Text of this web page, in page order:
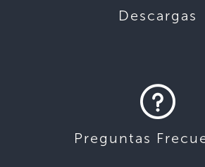
Descargas
Preguntas